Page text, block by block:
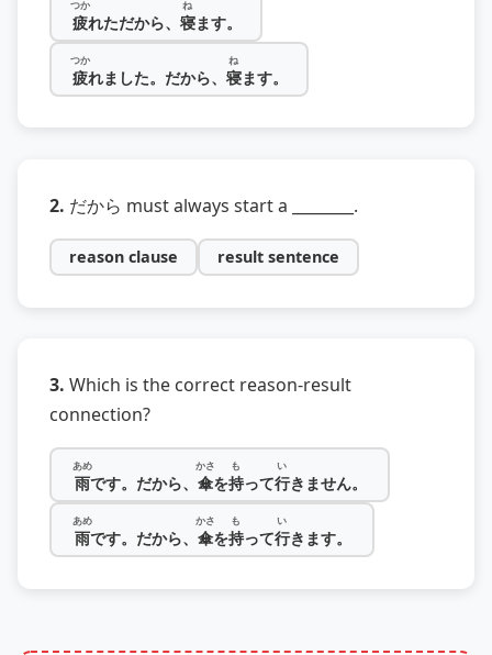
疲
つか
れただから、 寝
ね
ます。
疲
つか
れました。だから、 寝
ね
ます。
2. だから must always start a ________.
reason clause result sentence
3. Which is the correct reason‑result
connection?
雨
あめ
です。だから、 傘
かさ
を持
も
って行
い
きません。
雨
あめ
です。だから、 傘
かさ
を持
も
って行
い
きます。